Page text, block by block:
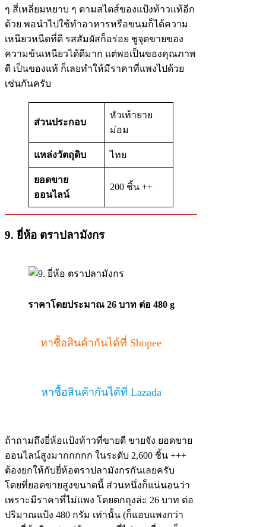
ๆ สี่เหลี่ยมหยาบ ๆ ตามสไตส์ของแป้งท้าวแท้อีก
ด้วย พอนำไปใช้ทำอาหารหรือขนมก็ได้ความ
เหนียวหนืดที่ดี รสสัมผัสก็อร่อย ชูจุดขายของ
ความข้นเหนียวได้ดีมาก แต่พอเป็นของคุณภาพ
ดี เป็นของแท้ ก็เลยทำให้มีราคาที่แพงไปด้วย
เช่นกันครับ
ส่วนประกอบ
หัวเท้ายาย
ม่อม
แหล่งวัตถุดิบ ไทย
ยอดขาย
ออนไลน์
200 ชิ้น ++
9. ยี่ห้อ ตราปลามังกร
ราคาโดยประมาณ 26 บาท ต่อ 480 g
หาซื้อสินค้ากันได้ที่ Shopee
หาซื้อสินค้ากันได้ที่ Lazada
ถ้าถามถึงยี่ห้อแป้งท้าวที่ขายดี ขายจัง ยอดขาย
ออนไลน์สูงมากกกกก ในระดับ 2,600 ชิ้น +++
ต้องยกให้กับยี่ห้อตราปลามังกรกันเลยครับ
โดยที่ยอดขายสูงขนาดนี้ ส่วนหนึ่งก็แน่นอนว่า
เพราะมีราคาที่ไม่แพง โดยตกถุงล่ะ 26 บาท ต่อ
ปริมาณแป้ง 480 กรัม เท่านั้น (ก็แอบแพงกว่า